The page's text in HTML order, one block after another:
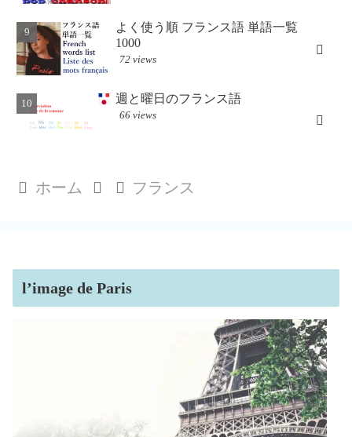
よく使う順 フランス語 単語一覧
1000
72 views
週と曜日のフランス語
66 views
ホーム フランス
l’image de Paris